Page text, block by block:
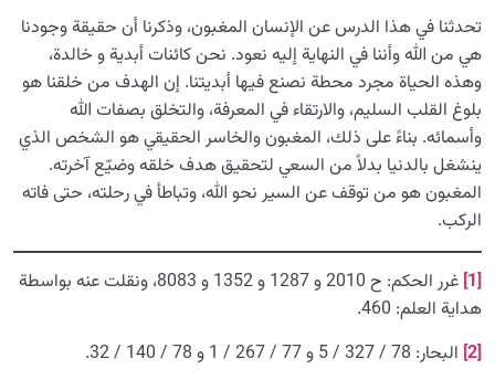
تحدثنا في هذا الدرس عن الإنسان المغبون، وذكرنا أن حقيقة وجودنا
هي من الله وأننا في النهاية إليه نعود. نحن كائنات أبدية و خالدة،
وهذه الحياة مجرد محطة نصنع فيها أبديتنا. إن الهدف من خلقنا هو
بلوغ القلب السليم، والارتقاء في المعرفة، والتخلق بصفات الله
وأسمائه. بناءً على ذلك، المغبون والخاسر الحقيقي هو الشخص الذي
ينشغل بالدنيا بدلاً من السعي لتحقيق هدف خلقه وضيّع آخرته.
المغبون هو من توقف عن السير نحو الله، وتباطأ في رحلته، حتى فاته
الركب.
[1]
غرر الحكم: ح 2010 و 1287 و 1352 و 8083، ونقلت عنه بواسطة
هداية العلم: 460.
[2]
البحار: 78 / 327 / 5 و 77 / 267 / 1 و 78 / 140 / 32.